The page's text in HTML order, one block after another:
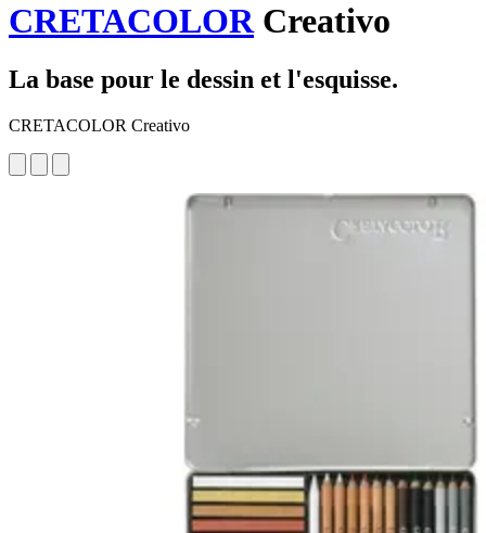
CRETACOLORCreativo
La base pour le dessin et l'esquisse.
CRETACOLOR Creativo